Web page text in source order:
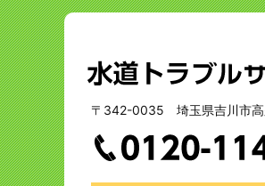
〒342-0035 埼玉県吉川市